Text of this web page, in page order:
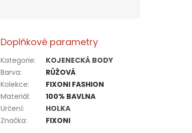
Doplňkové parametry
Kategorie:
KOJENECKÁ BODY
Barva:
RŮŽOVÁ
Kolekce:
FIXONI FASHION
Materiál:
100% BAVLNA
Určení:
HOLKA
Značka: FIXONI